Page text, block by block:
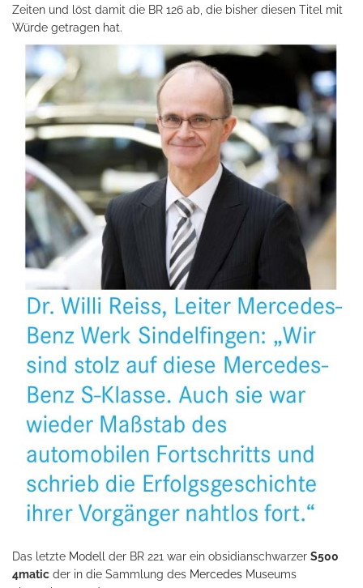
Zeiten und löst damit die BR 126 ab, die bisher diesen Titel mit
Würde getragen hat.
Das letzte Modell der BR 221 war ein obsidianschwarzer S500
4matic der in die Sammlung des Mercedes Museums